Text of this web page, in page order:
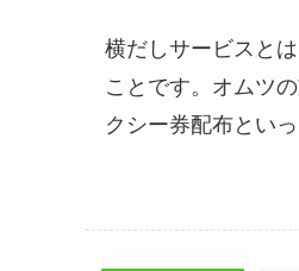
横だしサービスと
ことです。オムツ
クシー券配布とい